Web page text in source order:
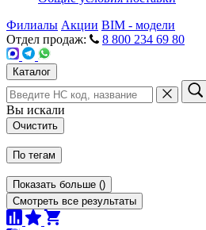
Филиалы Акции BIM - модели
Отдел продаж:
8 800 234 69 80
Каталог
Вы искали
Очистить
По тегам
Показать больше ()
Смотреть все результаты